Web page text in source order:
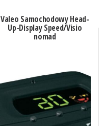
Valeo Samochodowy Head-
Up-Display Speed/Visio
nomad